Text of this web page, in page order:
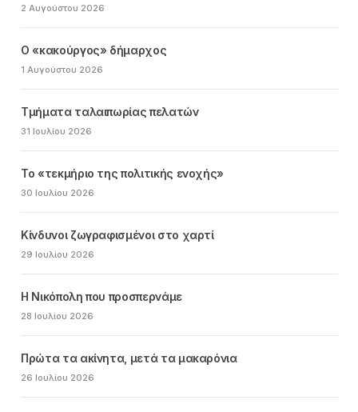
2 Αυγούστου 2026
Ο «κακούργος» δήμαρχος
1 Αυγούστου 2026
Τμήματα ταλαιπωρίας πελατών
31 Ιουλίου 2026
Το «τεκμήριο της πολιτικής ενοχής»
30 Ιουλίου 2026
Κίνδυνοι ζωγραφισμένοι στο χαρτί
29 Ιουλίου 2026
Η Νικόπολη που προσπερνάμε
28 Ιουλίου 2026
Πρώτα τα ακίνητα, μετά τα μακαρόνια
26 Ιουλίου 2026